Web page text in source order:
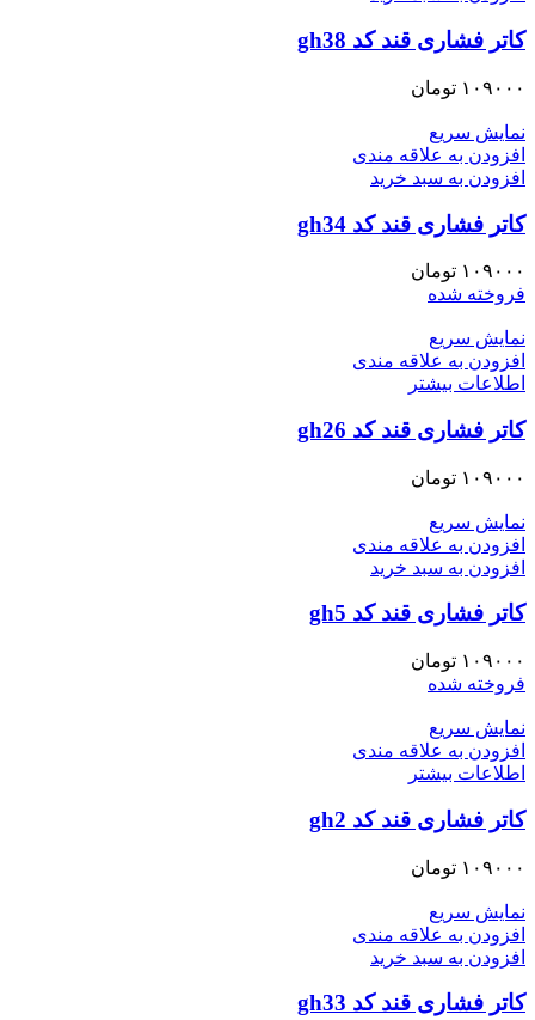
کاتر فشاری قند کد gh38
۱۰۹۰۰۰ تومان
نمایش سریع
افزودن به علاقه مندی
افزودن به سبد خرید
کاتر فشاری قند کد gh34
۱۰۹۰۰۰ تومان
فروخته شده
نمایش سریع
افزودن به علاقه مندی
اطلاعات بیشتر
کاتر فشاری قند کد gh26
۱۰۹۰۰۰ تومان
نمایش سریع
افزودن به علاقه مندی
افزودن به سبد خرید
کاتر فشاری قند کد gh5
۱۰۹۰۰۰ تومان
فروخته شده
نمایش سریع
افزودن به علاقه مندی
اطلاعات بیشتر
کاتر فشاری قند کد gh2
۱۰۹۰۰۰ تومان
نمایش سریع
افزودن به علاقه مندی
افزودن به سبد خرید
کاتر فشاری قند کد gh33